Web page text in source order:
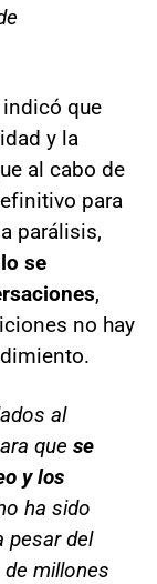
que
y la
al cabo de
para
parálisis,
se
,
no hay
al
que se
y los
ha sido
pesar del
millones